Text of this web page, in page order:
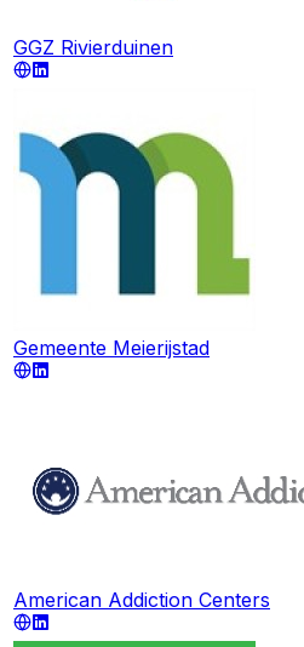
GGZ Rivierduinen
Gemeente Meierijstad
American Addiction Centers